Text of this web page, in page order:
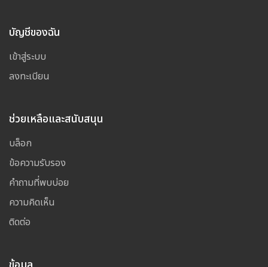
บัญชีของฉัน
เข้าสู่ระบบ
ลงทะเบียน
ช่วยเหลือและสนับสนุน
บล็อก
ข้อความรับรอง
คำถามที่พบบ่อย
ความคิดเห็น
ติดต่อ